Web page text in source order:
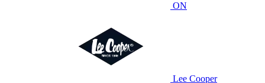
ON
Lee Cooper